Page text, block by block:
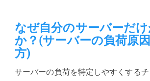
なぜ自分のサーバーだ
か？(サーバーの負荷原
方)
サーバーの負荷を特定しやすくする